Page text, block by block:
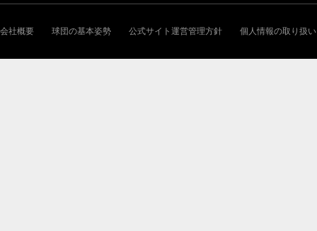
会社概要 球団の基本姿勢 公式サイト運営管理方針 個人情報の取り扱い